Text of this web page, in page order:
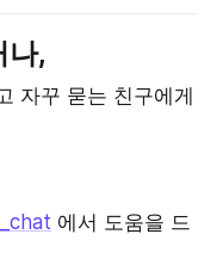
나,
자꾸 묻는 친구에게
에서 도움을 드